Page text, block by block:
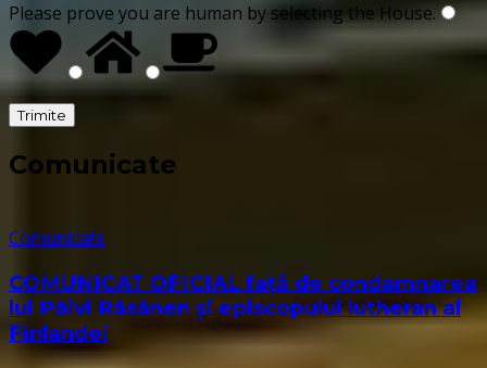
Please prove you are human by selecting the House.
Comunicate
Comunicate
COMUNICAT OFICIAL față de condamnarea
lui Päivi Räsänen și episcopului lutheran al
Finlandei